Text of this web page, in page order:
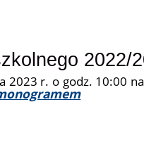
2022/
2023 r. o godz. 10:00